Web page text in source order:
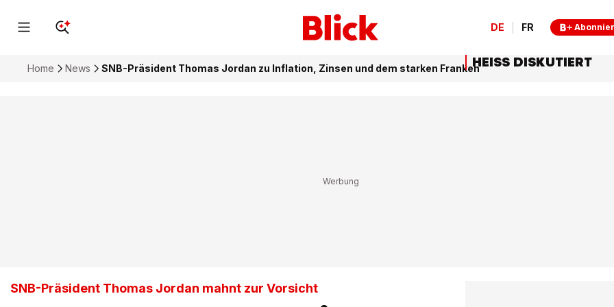
DE FR
Home News SNB-Präsident Thomas Jordan zu Inflation, Zinsen und dem starken Franken
SNB-Präsident Thomas Jordan mahnt zur Vorsicht
HEISS DISKUTIERT